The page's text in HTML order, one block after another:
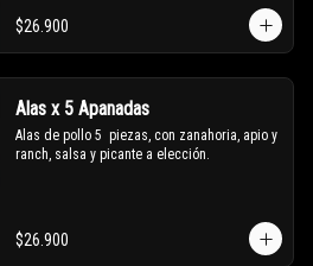
$26.900
Alas x 5 Apanadas
Alas de pollo 5  piezas, con zanahoria, apio y
ranch, salsa y picante a elección.
$26.900